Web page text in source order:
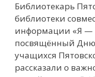
Библиотекарь
библиотеки
информации «Я —
посвящённый Дню
учащихся
рассказали о